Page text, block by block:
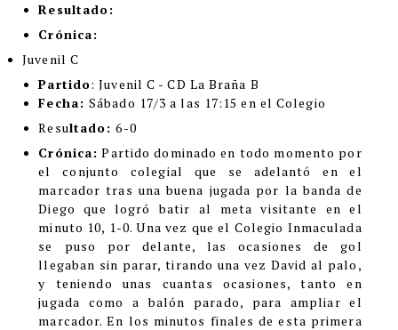
Resultado:
Crónica:
Juvenil C
Partido: Juvenil C - CD La Braña B
Fecha:Sábado 17/3 a las 17:15 en el Colegio
Resultado:6-0
Crónica: Partido dominado en todo momento por
el conjunto colegial que se adelantó en el
marcador tras una buena jugada por la banda de
Diego que logró batir al meta visitante en el
minuto 10, 1-0. Una vez que el Colegio Inmaculada
se puso por delante, las ocasiones de gol
llegaban sin parar, tirando una vez David al palo,
y teniendo unas cuantas ocasiones, tanto en
jugada como a balón parado, para ampliar el
marcador. En los minutos finales de esta primera